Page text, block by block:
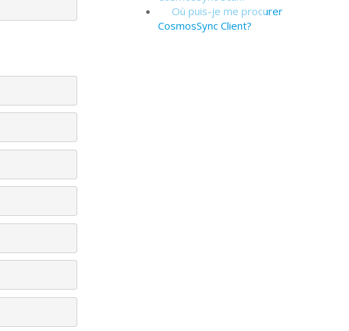
Où puis-je me procurer
CosmosSync Client?